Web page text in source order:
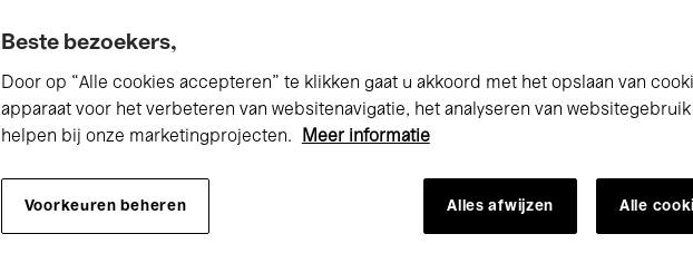
Beste bezoekers,
Door op “Alle cookies accepteren” te klikken gaat u akkoord met het opslaan van
apparaat voor het verbeteren van websitenavigatie, het analyseren van
helpen bij onze marketingprojecten.
Meer informatie
Voorkeuren beheren Alles afwijzen Alle